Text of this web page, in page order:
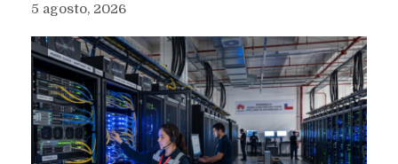
5 agosto, 2026